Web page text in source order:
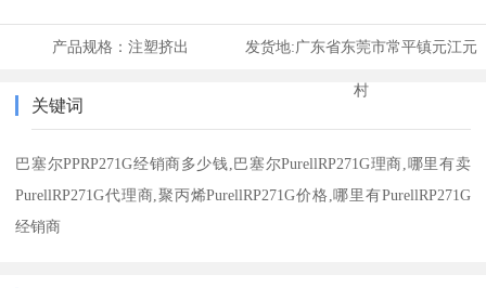
产品规格： 注塑挤出 发货地:广东省东莞市常平镇元江元
村
关键词
巴塞尔PPRP271G经销商多少钱,巴塞尔PurellRP271G理商,哪里有卖
PurellRP271G代理商,聚丙烯PurellRP271G价格,哪里有PurellRP271G
经销商